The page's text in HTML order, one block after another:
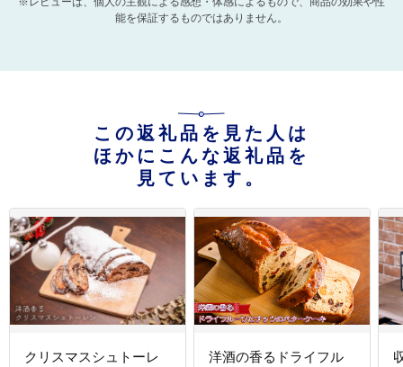
能を保証するものではありません。
この返礼品を見た人は
ほかにこんな返礼品を
見ています。
クリスマスシュトーレ
洋酒の香るドライフル